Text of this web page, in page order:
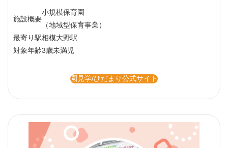
施設概要
小規模保育園
（地域型保育事業）
最寄り駅相模大野駅
対象年齢3歳未満児
園見学/ひだまり公式サイト